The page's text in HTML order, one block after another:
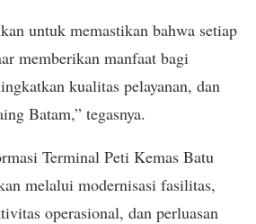
untuk memastikan bahwa setiap
memberikan manfaat bagi
kualitas pelayanan, dan
Batam,” tegasnya.
Terminal Peti Kemas Batu
melalui modernisasi fasilitas,
operasional, dan perluasan